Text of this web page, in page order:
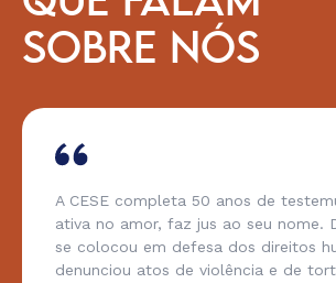
SOBRE NÓS
A CESE completa 50 anos de
ativa no amor, faz jus ao seu nome.
se colocou em defesa dos direitos
denunciou atos de violência e de